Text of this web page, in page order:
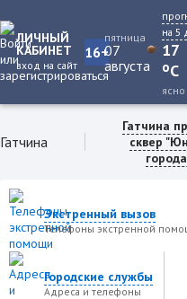
ЛИЧНЫЙ
КАБИНЕТ
вход на сайт
16+
пятница
07
августа
на 5
17
oC
ясно
Гатчина
Гатчина
сквер
Экстренный вызов
Телефоны экстренной
Городские службы
Адреса и телефоны